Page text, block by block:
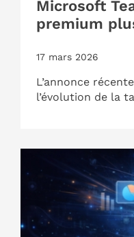
Microsoft
premium
17 mars 2026
L’annonce
l’évolution de la